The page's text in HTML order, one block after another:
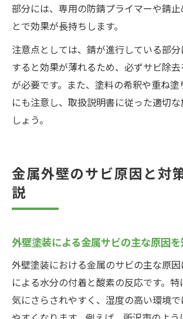
部分には、専用の防錆プライマーや錆
とで効果が長持ちします。
注意点としては、錆が進行している部
すると効果が薄れるため、必ずサビ除
が必要です。また、塗料の希釈や重ね
にも注意し、取扱説明書に従った適切
しょう。
金属外壁のサビ原因と対
説
外壁塗装による金属サビの主な原因を
外壁塗装における金属のサビの主な原
による水分の付着と酸素の反応です。
気にさらされやすく、湿度の高い環境